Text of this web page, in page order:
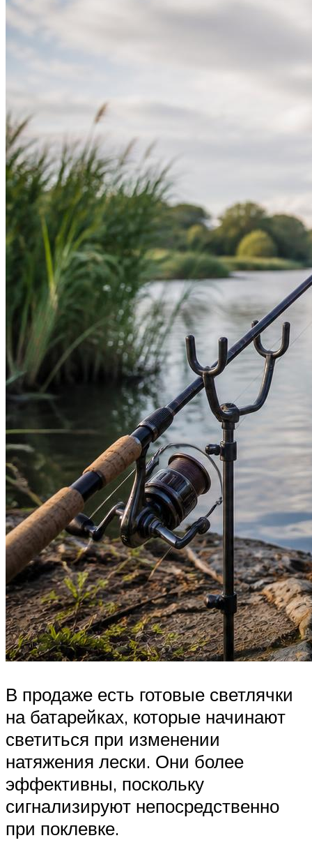
В продаже есть готовые светлячки
на батарейках, которые начинают
светиться при изменении
натяжения лески. Они более
эффективны, поскольку
сигнализируют непосредственно
при поклевке.